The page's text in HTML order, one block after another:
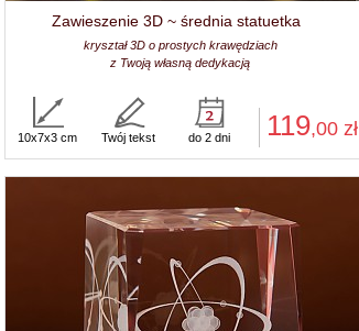
Zawieszenie 3D ~ średnia statuetka
kryształ 3D o prostych krawędziach
z Twoją własną dedykacją
119,00zł
10x7x3 cm Twój tekst do 2 dni